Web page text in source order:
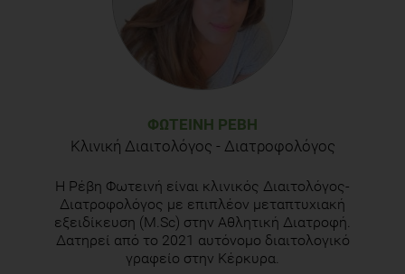
ΦΩΤΕΙΝΉ ΡΈΒΗ
Κλινική Διαιτολόγος - Διατροφολόγος
Η Ρέβη Φωτεινή είναι κλινικός Διαιτολόγος-
Διατροφολόγος με επιπλέον μεταπτυχιακή
εξειδίκευση (M.Sc) στην Αθλητική Διατροφή.
Δατηρεί από το 2021 αυτόνομο διαιτολογικό
γραφείο στην Κέρκυρα.